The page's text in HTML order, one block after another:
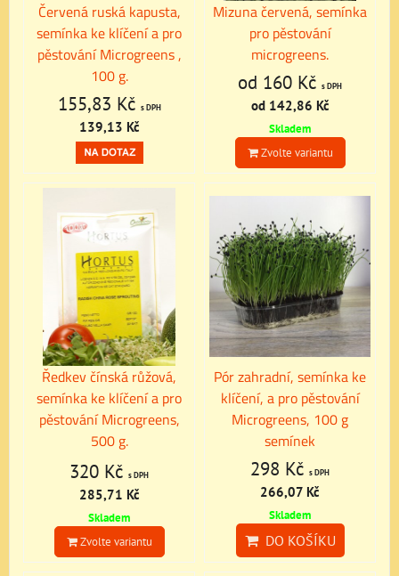
Červená ruská kapusta,
semínka ke klíčení a pro
pěstování Microgreens ,
100 g.
155,83 Kč s DPH
139,13 Kč
Mizuna červená, semínka
pro pěstování
microgreens.
od 160 Kč s DPH
od 142,86 Kč
Skladem
Zvolte variantu
Ředkev čínská růžová,
semínka ke klíčení a pro
pěstování Microgreens,
500 g.
320 Kč s DPH
285,71 Kč
Skladem
Zvolte variantu
Pór zahradní, semínka ke
klíčení, a pro pěstování
Microgreens, 100 g
semínek
298 Kč s DPH
266,07 Kč
Skladem
DO KOŠÍKU